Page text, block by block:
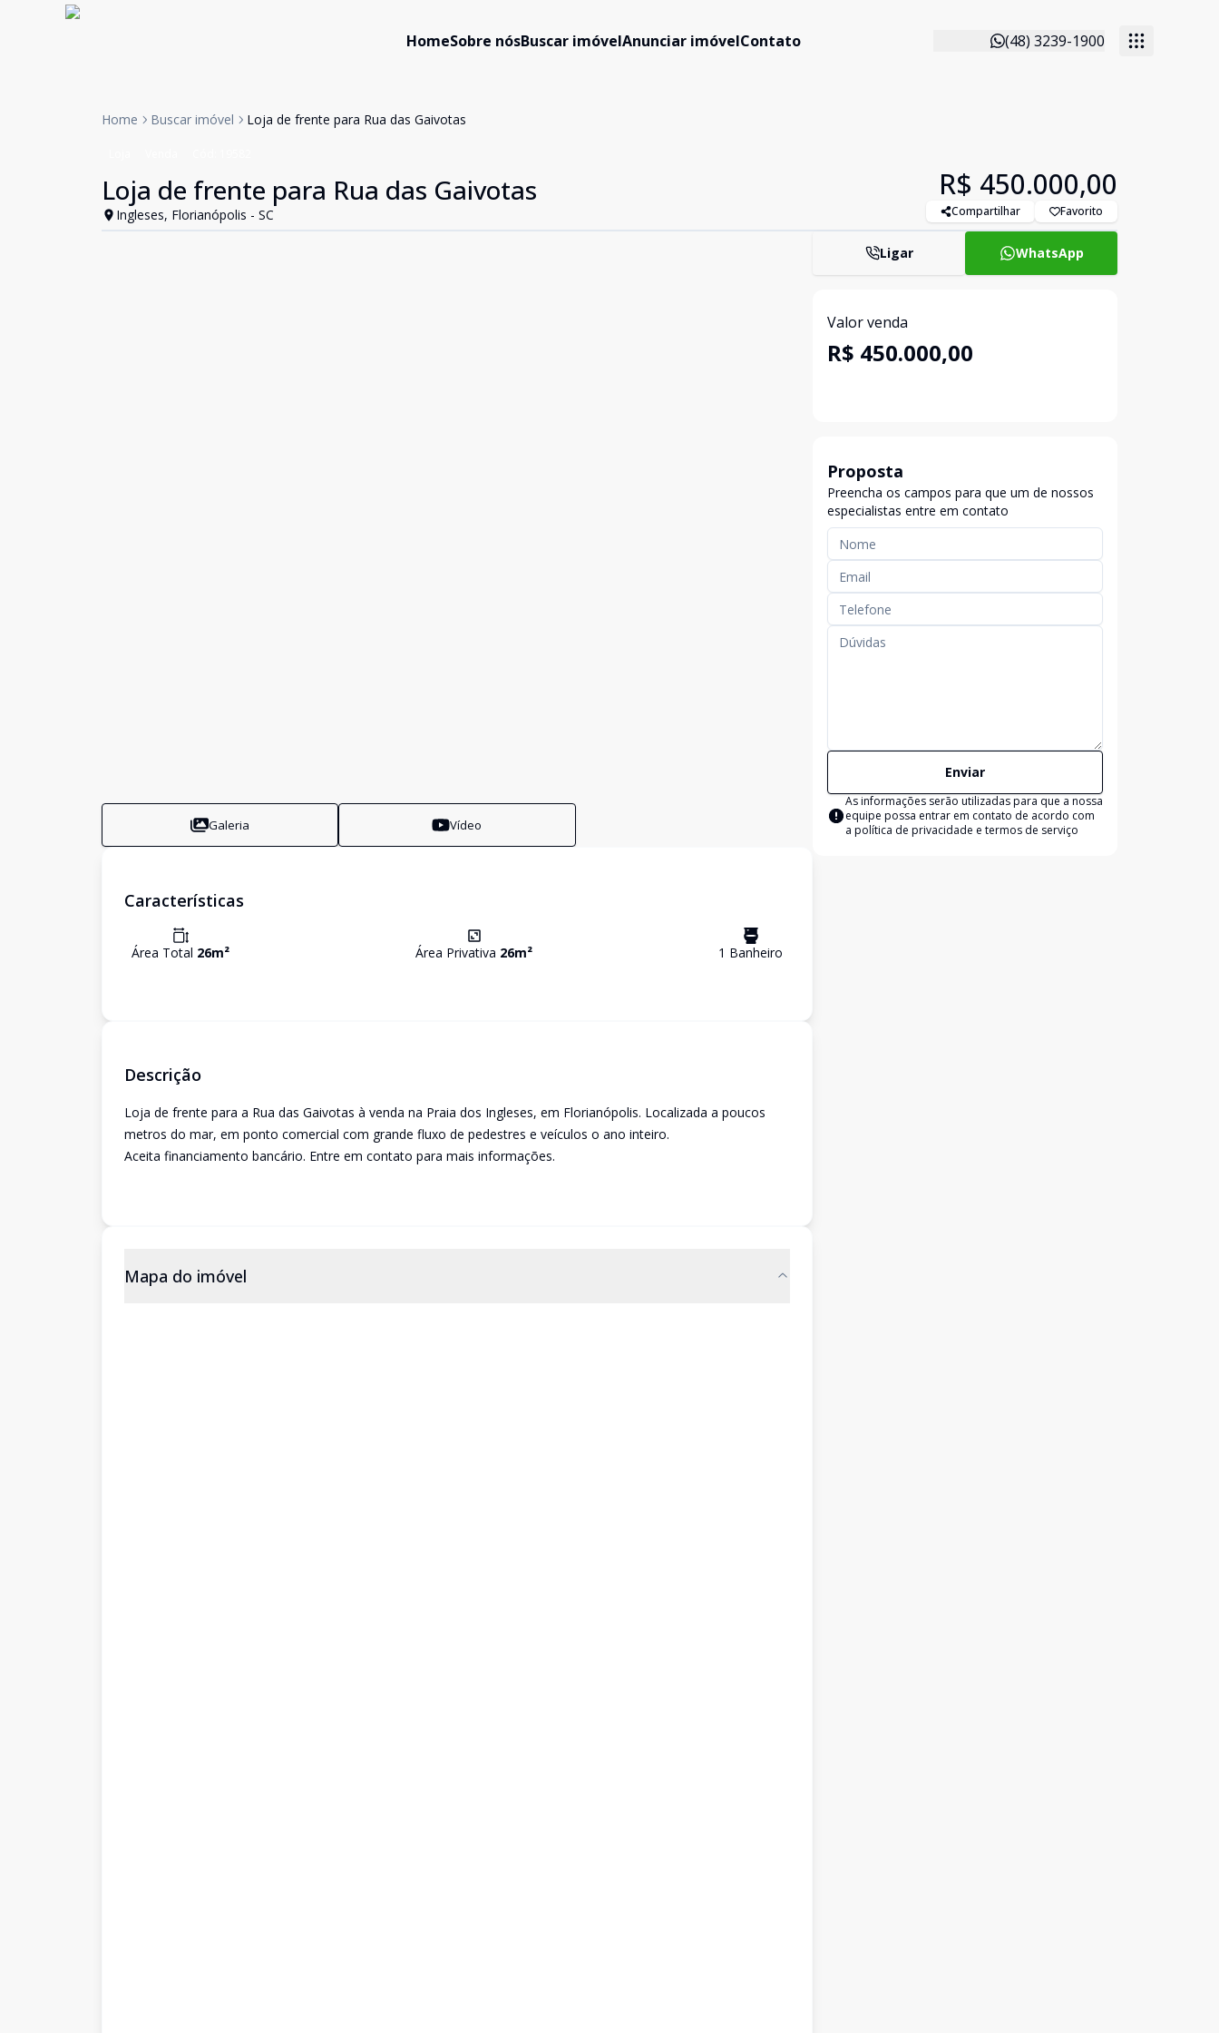
HomeSobre nósBuscar imóvelAnunciar imóvelContato (48) 3239-1900
Home Buscar imóvel Loja de frente para Rua das Gaivotas
Loja de frente para Rua das Gaivotas
Ingleses, Florianópolis - SC
R$ 450.000,00
Compartilhar Favorito
Galeria Vídeo
Características
Área Total 26m² Área Privativa 26m² 1 Banheiro
Descrição
Loja de frente para a Rua das Gaivotas à venda na Praia dos Ingleses, em Florianópolis. Localizada a poucos
metros do mar, em ponto comercial com grande fluxo de pedestres e veículos o ano inteiro.
Aceita financiamento bancário. Entre em contato para mais informações.
Mapa do imóvel
Ligar WhatsApp
Valor venda
R$ 450.000,00
Proposta
Preencha os campos para que um de nossos
especialistas entre em contato
Enviar
As informações serão utilizadas para que a nossa
equipe possa entrar em contato de acordo com
a política de privacidade e termos de serviço